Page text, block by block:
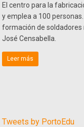
El centro para la
y emplea a 100
formación de soldadores
José Censabella.
Leer más
Tweets by PortoEdu